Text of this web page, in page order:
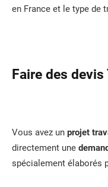
en France et le type de
Faire des devis
Vous avez un projet
directement une
spécialement élaborés